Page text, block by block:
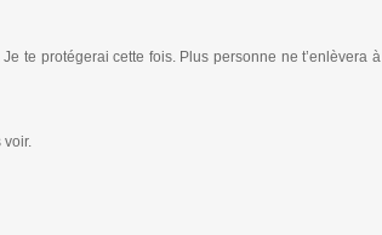
te protégerai cette fois. Plus personne ne t’enlèvera à
voir.